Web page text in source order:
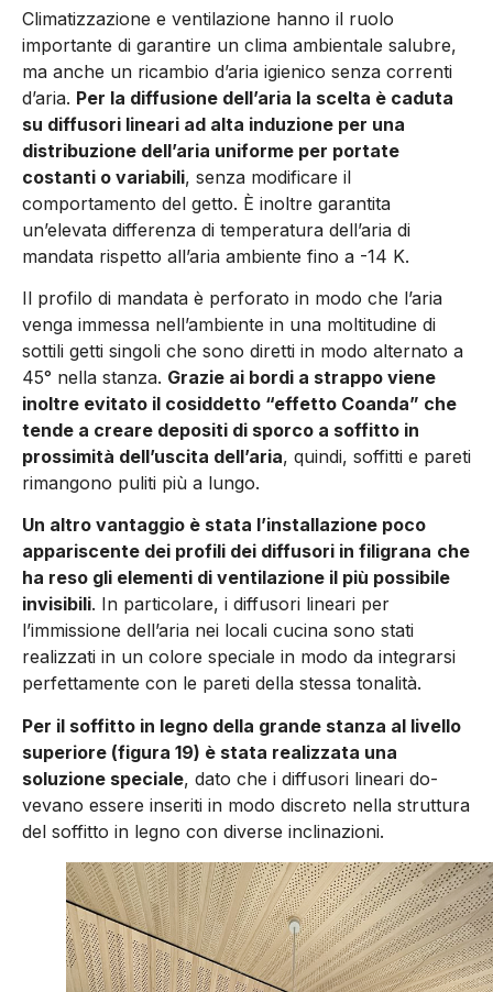
Climatizzazione e ventilazione hanno il ruolo
importante di garantire un clima ambientale salubre,
ma anche un ricambio d’aria igienico senza correnti
d’aria. Per la diffusione dell’aria la scelta è caduta
su diffusori lineari ad alta induzione per una
distribuzione dell’aria uniforme per portate
costanti o variabili, senza modificare il
comportamento del getto. È inoltre garantita
un’elevata differenza di temperatura dell’aria di
mandata rispetto all’aria ambiente fino a -14 K.
Il profilo di mandata è perforato in modo che l’aria
venga immessa nell’ambiente in una moltitudine di
sottili getti singoli che sono diretti in modo alternato a
45° nella stanza. Grazie ai bordi a strappo viene
inoltre evitato il cosiddetto “effetto Coanda” che
tende a creare depositi di sporco a soffitto in
prossimità dell’uscita dell’aria, quindi, soffitti e pareti
riman­gono puliti più a lungo.
Un altro vantaggio è stata l’installazione poco
appariscente dei profili dei diffusori in filigrana che
ha reso gli elementi di ventilazione il più possibile
invisibili. In particola­re, i diffusori lineari per
l’immissione dell’aria nei locali cucina sono stati
realizzati in un colore speciale in modo da integrarsi
perfettamente con le pareti della stessa tonalità.
Per il soffitto in legno della grande stanza al livello
superiore (figura 19) è stata realizzata una
soluzione speciale, dato che i diffusori lineari do­
vevano essere inseriti in modo discreto nella struttura
del soffitto in legno con diverse inclinazioni.